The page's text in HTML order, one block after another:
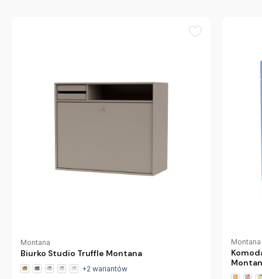
Montana
Biurko Studio Truffle Montana
+2 wariantów
Montana